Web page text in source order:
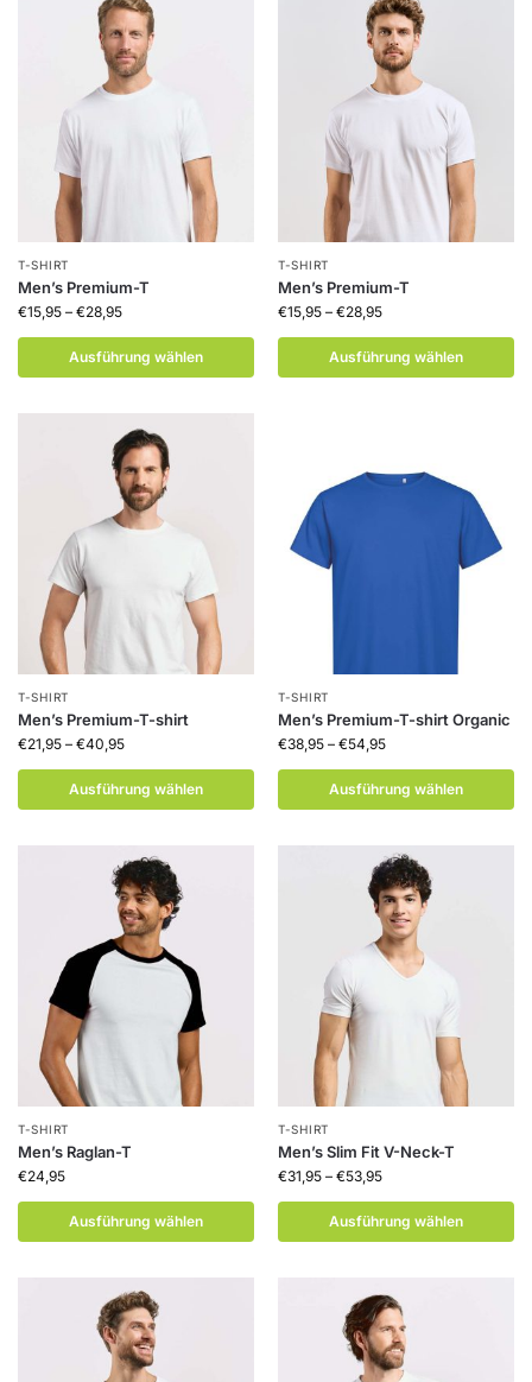
T-SHIRT
Men’s Premium-T
€15,95 – €28,95
Ausführung wählen
T-SHIRT
Men’s Premium-T
€15,95 – €28,95
Ausführung wählen
T-SHIRT
Men’s Premium-T-shirt
€21,95 – €40,95
Ausführung wählen
T-SHIRT
Men’s Premium-T-shirt Organic
€38,95 – €54,95
Ausführung wählen
T-SHIRT
Men’s Raglan-T
€24,95
Ausführung wählen
T-SHIRT
Men’s Slim Fit V-Neck-T
€31,95 – €53,95
Ausführung wählen